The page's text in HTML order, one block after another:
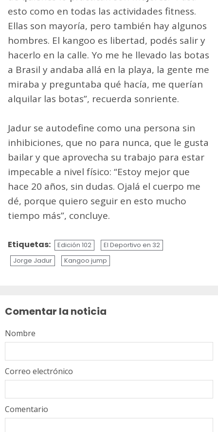
esto como en todas las actividades fitness.
Ellas son mayoría, pero también hay algunos
hombres. El kangoo es libertad, podés salir y
hacerlo en la calle. Yo me he llevado las botas
a Brasil y andaba allá en la playa, la gente me
miraba y preguntaba qué hacía, me querían
alquilar las botas”, recuerda sonriente.
Jadur se autodefine como una persona sin
inhibiciones, que no para nunca, que le gusta
bailar y que aprovecha su trabajo para estar
impecable a nivel físico: “Estoy mejor que
hace 20 años, sin dudas. Ojalá el cuerpo me
dé, porque quiero seguir en esto mucho
tiempo más”, concluye.
Etiquetas: Edición 102
El Deportivo en 32
Jorge Jadur
Kangoo jump
Comentar la noticia
Comentario
Nombre
Correo electrónico